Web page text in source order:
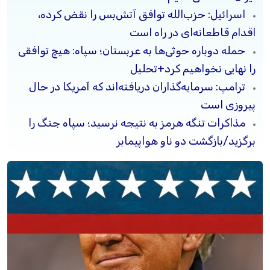
اسرائیل: حزب‌الله توافق آتش‌بس را نقض کرده،
اقدام قاطعانه‌ای در راه است
حمله دوباره حوثی‌ها به عربستان؛ سپاه: هیچ توافقی
را نهایی نخواهیم کرد+تحلیل
ترامپ: سرمایه‌گذاران دریافته‌اند که آمریکا در حال
پیروزی است
مذاکرات تنگه هرمز به نتیجه نرسید؛ سپاه جنگ را
برگزید/بازگشت دو ناو هواپیمابر